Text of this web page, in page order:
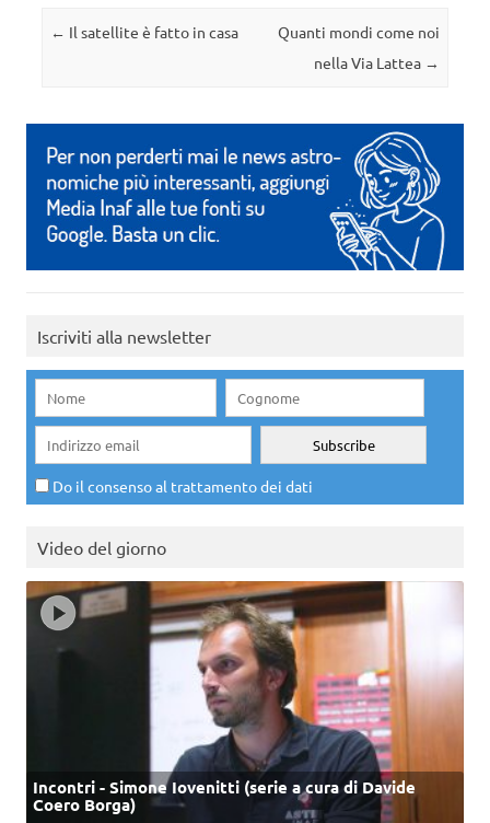
Navigazione articolo
← Il satellite è fatto in casa
Quanti mondi come noi
nella Via Lattea →
Iscriviti alla newsletter
Do il consenso al trattamento dei dati
Video del giorno
Incontri - Simone Iovenitti (serie a cura di Davide
Coero Borga)